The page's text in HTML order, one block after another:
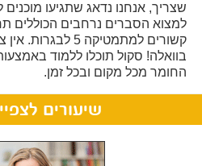
שצריך, אנחנו נדאג שתגיעו מוכנים
למצוא הסברים נרחבים הכוללים
קשורים למתמטיקה
בוואלה! סקול תוכלו ללמוד
החומר מכל מקום ובכל זמן.
שיעורים